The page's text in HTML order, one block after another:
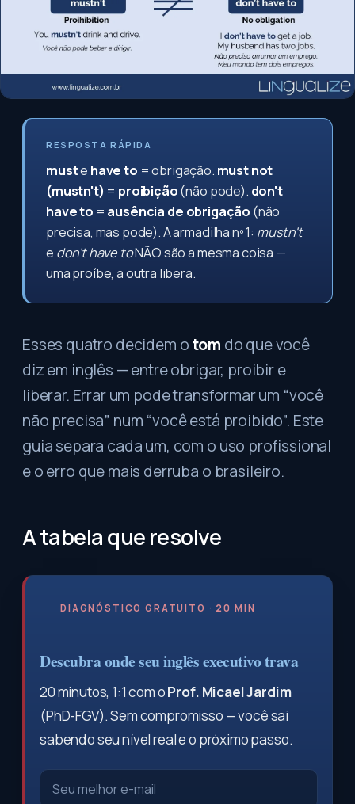
RESPOSTA RÁPIDA
muste have to = obrigação. must not
(mustn't) = proibição(não pode). don't
have to = ausência de obrigação (não
precisa, mas pode). A armadilha nº 1: mustn't
e don't have toNÃO são a mesma coisa —
uma proíbe, a outra libera.
Esses quatro decidem otom do que você
diz em inglês — entre obrigar, proibir e
liberar. Errar um pode transformar um “você
não precisa” num “você está proibido”. Este
guia separa cada um, com o uso profissional
e o erro que mais derruba o brasileiro.
A tabela que resolve
DIAGNÓSTICO GRATUITO · 20 MIN
Descubra onde seu inglês executivo trava
20 minutos, 1:1 com oProf. Micael Jardim
(PhD-FGV). Sem compromisso — você sai
sabendo seu nível real e o próximo passo.